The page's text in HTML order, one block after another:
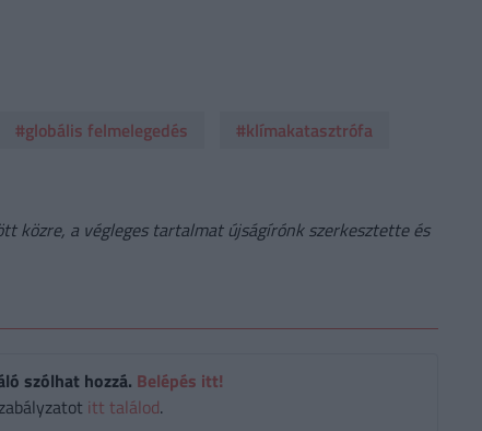
#globális felmelegedés
#klímakatasztrófa
közre, a végleges tartalmat újságírónk szerkesztette és
szólhat hozzá. Belépés itt!
itt találod.